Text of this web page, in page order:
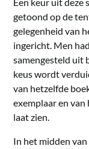
getoond op de
gelegenheid van
ingericht. Men
samengesteld uit
keus wordt
van hetzelfde
exemplaar en
laat zien.
In het midden